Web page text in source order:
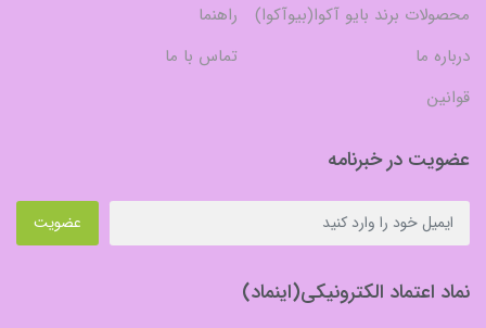
محصولات برند بایو آکوا(بیوآکوا)
راهنما
درباره ما
تماس با ما
قوانین
عضویت در خبرنامه
عضویت
نماد اعتماد الکترونیکی(اینماد)